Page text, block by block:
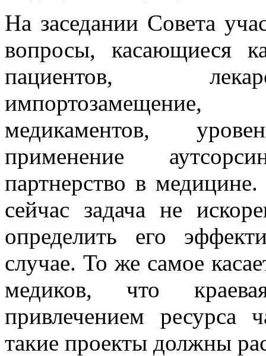
На заседании Совета
вопросы, касающиеся
пациентов,
медикаментов,
применение
партнерство в
сейчас задача не
определить его
случае. То же самое
медиков, что
привлечением ресурса
такие проекты должны